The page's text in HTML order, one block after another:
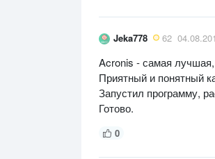
Jeka778 62
Acronis - самая
Приятный и понятный
Запустил программу,
Готово.
0